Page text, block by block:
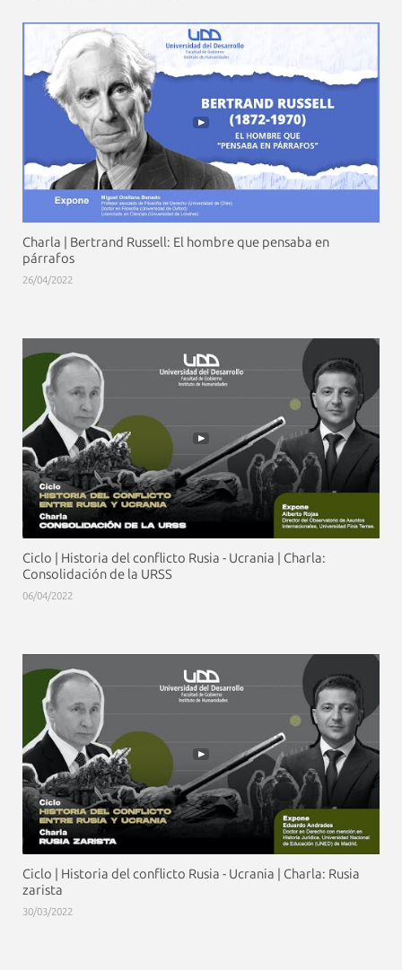
Charla | Bertrand Russell: El hombre que pensaba en
párrafos
26/04/2022
Ciclo | Historia del conflicto Rusia - Ucrania | Charla:
Consolidación de la URSS
06/04/2022
Ciclo | Historia del conflicto Rusia - Ucrania | Charla: Rusia
zarista
30/03/2022